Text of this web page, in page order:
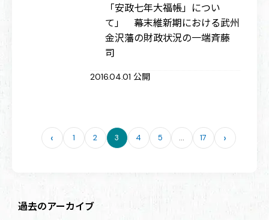
「安政七年大福帳」につい
て」 幕末維新期における武州
金沢藩の財政状況の一端斉藤
司
2016.04.01 公開
ペ
送
‹ 1 2 3 4 5 … 17 ›
過去のアーカイブ